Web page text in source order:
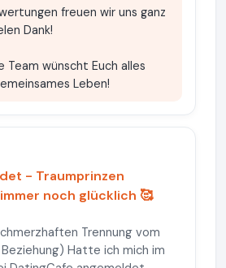
freuen wir uns ganz
Dank!
Team wünscht Euch alles
Leben!
- Traumprinzen
noch glücklich 🥰
Trennung vom
Hatte ich mich im